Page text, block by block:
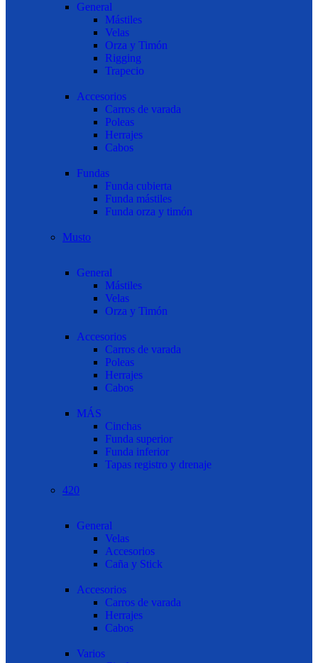
General
Mástiles
Velas
Orza y Timón
Rigging
Trapecio
Accesorios
Carros de varada
Poleas
Herrajes
Cabos
Fundas
Funda cubierta
Funda mástiles
Funda orza y timón
Musto
General
Mástiles
Velas
Orza y Timón
Accesorios
Carros de varada
Poleas
Herrajes
Cabos
MÁS
Cinchas
Funda superior
Funda inferior
Tapas registro y drenaje
420
General
Velas
Accesorios
Caña y Stick
Accesorios
Carros de varada
Herrajes
Cabos
Varios